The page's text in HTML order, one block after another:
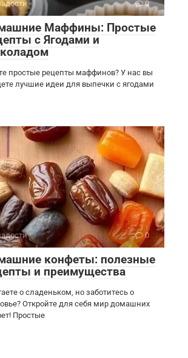
0
Маффины: Простые
с Ягодами и
простые рецепты маффинов? У нас вы
лучшие идеи для выпечки с ягодами
0
конфеты: полезные
и преимущества
о сладеньком, но заботитесь о
Откройте для себя мир домашних
Простые